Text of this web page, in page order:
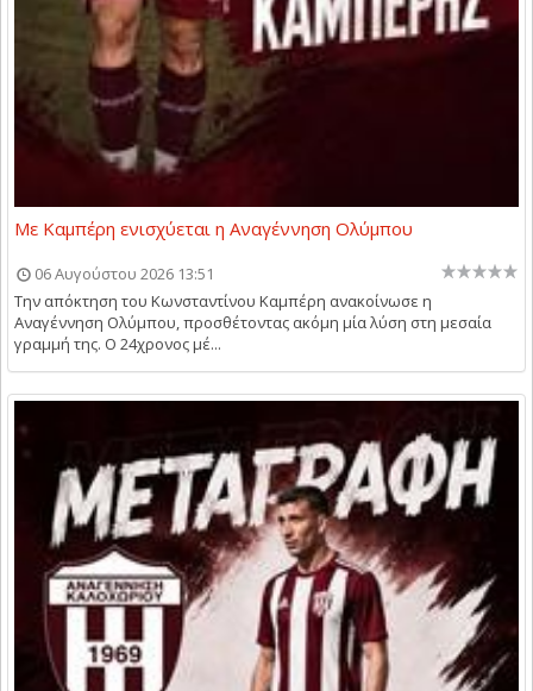
Με Καμπέρη ενισχύεται η Αναγέννηση Ολύμπου
06 Αυγούστου 2026 13:51
Την απόκτηση του Κωνσταντίνου Καμπέρη ανακοίνωσε η
Αναγέννηση Ολύμπου, προσθέτοντας ακόμη μία λύση στη μεσαία
γραμμή της. Ο 24χρονος μέ...